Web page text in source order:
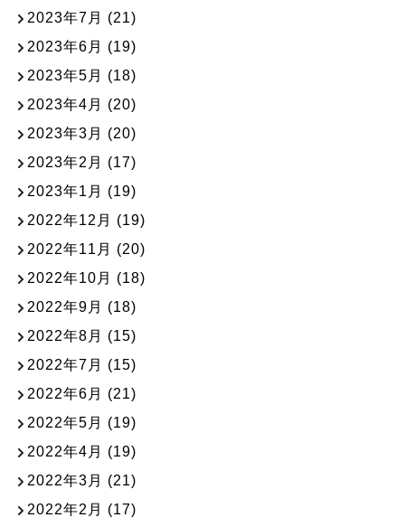
2023年7月 (21)
2023年6月 (19)
2023年5月 (18)
2023年4月 (20)
2023年3月 (20)
2023年2月 (17)
2023年1月 (19)
2022年12月 (19)
2022年11月 (20)
2022年10月 (18)
2022年9月 (18)
2022年8月 (15)
2022年7月 (15)
2022年6月 (21)
2022年5月 (19)
2022年4月 (19)
2022年3月 (21)
2022年2月 (17)